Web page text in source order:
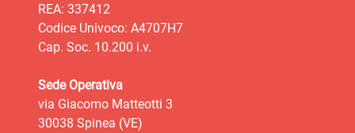
REA: 337412
Codice Univoco: A4707H7
Cap. Soc. 10.200 i.v.
Sede Operativa
via Giacomo Matteotti 3
30038 Spinea (VE)